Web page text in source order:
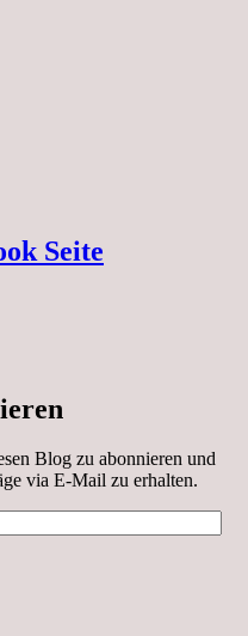
Seite
Blog zu abonnieren und
via E-Mail zu erhalten.